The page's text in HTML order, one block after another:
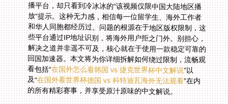
看包括“在国外怎么看韩国 vs 捷克世界杯中文解说”以
及“在国外看世界杯德国 vs 科特迪瓦海外无法观看”在内
的所有精彩赛事，并享受原汁原味的中文解说。